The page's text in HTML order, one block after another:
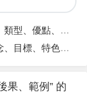
點、缺點、範例
色、推廣的國家
果、範例” 的